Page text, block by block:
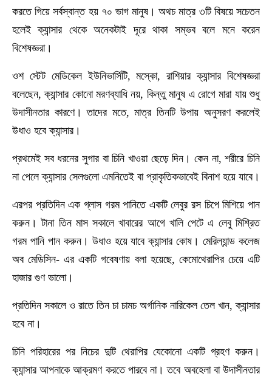
করতে গিয়ে সর্বস্বান্ত হয় ৭০ ভাগ মানুষ। অথচ মাত্র ৩টি বিষয়ে সচেতন
হলেই ক্যান্সার থেকে অনেকটাই দূরে থাকা সম্ভব বলে মনে করেন
বিশেষজ্ঞরা।
ওশ স্টেট মেডিকেল ইউনিভার্সিটি, মস্কো, রাশিয়ার ক্যান্সার বিশেষজ্ঞরা
বলেছেন, ক্যান্সার কোনো মরণব্যাধি নয়, কিন্তু মানুষ এ রোগে মারা যায় শুধু
উদাসীনতার কারণে। তাদের মতে, মাত্র তিনটি উপায় অনুসরণ করলেই
উধাও হবে ক্যান্সার।
প্রথমেই সব ধরনের সুগার বা চিনি খাওয়া ছেড়ে দিন। কেন না, শরীরে চিনি
না পেলে ক্যান্সার সেলগুলো এমনিতেই বা প্রাকৃতিকভাবেই বিনাশ হয়ে যাবে।
এরপর প্রতিদিন এক গ্লাস গরম পানিতে একটি লেবুর রস চিপে মিশিয়ে পান
করুন। টানা তিন মাস সকালে খাবারের আগে খালি পেটে এ লেবু মিশ্রিত
গরম পানি পান করুন। উধাও হয়ে যাবে ক্যান্সার কোষ। মেরিল্যান্ড কলেজ
অব মেডিসিন- এর একটি গবেষণায় বলা হয়েছে, কেমোথেরাপির চেয়ে এটি
হাজার গুণ ভালো।
প্রতিদিন সকালে ও রাতে তিন চা চামচ অর্গানিক নারিকেল তেল খান, ক্যান্সার
হবে না।
চিনি পরিহারের পর নিচের দুটি থেরাপির যেকোনো একটি গ্রহণ করুন।
ক্যান্সার আপনাকে আক্রমণ করতে পারবে না। তবে অবহেলা বা উদাসীনতার